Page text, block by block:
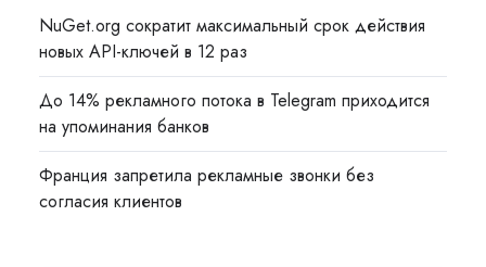
NuGet.org сократит максимальный срок действия
новых API-ключей в 12 раз
До 14% рекламного потока в Telegram приходится
на упоминания банков
Франция запретила рекламные звонки без
согласия клиентов